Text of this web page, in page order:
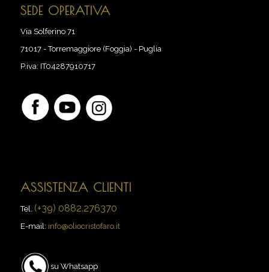
SEDE OPERATIVA
Via Solferino 71
71017-Torremaggiore (Foggia) - Puglia
P.iva: IT04287910717
ASSISTENZA CLIENTI
Tel. (+39) 0882.276370
E-mail: info@oliocristofaro.it
su Whatsapp